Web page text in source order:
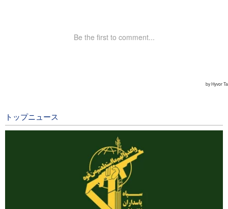
トップニュース